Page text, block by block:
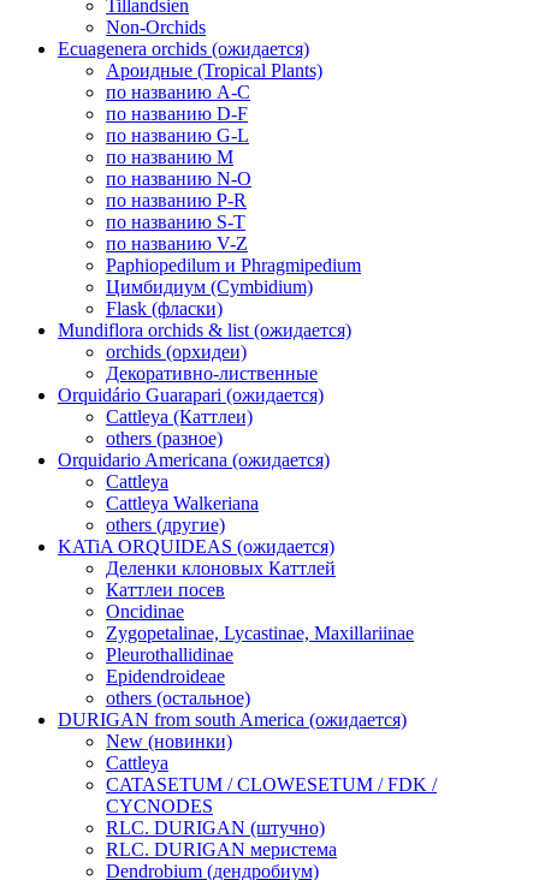
Tillandsien
Non-Orchids
Ecuagenera orchids (ожидается)
Ароидные (Tropical Plants)
по названию A-C
по названию D-F
по названию G-L
по названию M
по названию N-O
по названию P-R
по названию S-T
по названию V-Z
Paphiopedilum и Phragmipedium
Цимбидиум (Cymbidium)
Flask (фласки)
Mundiflora orchids & list (ожидается)
orchids (орхидеи)
Декоративно-лиственные
Orquidário Guarapari (ожидается)
Cattleya (Каттлеи)
others (разное)
Orquidario Americana (ожидается)
Cattleya
Cattleya Walkeriana
others (другие)
KATiA ORQUIDEAS (ожидается)
Деленки клоновых Каттлей
Каттлеи посев
Oncidinae
Zygopetalinae, Lycastinae, Maxillariinae
Pleurothallidinae
Epidendroideae
others (остальное)
DURIGAN from south America (ожидается)
New (новинки)
Cattleya
CATASETUM / CLOWESETUM / FDK /
CYCNODES
RLC. DURIGAN (штучно)
RLC. DURIGAN меристема
Dendrobium (дендробиум)